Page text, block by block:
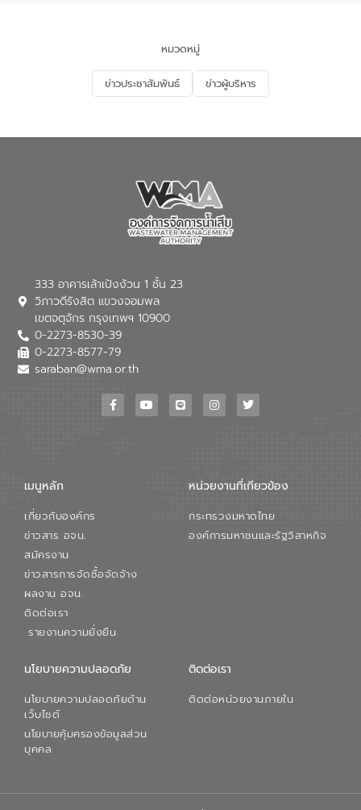
จัดการน้ำเสียและสร้างจิตสำนึกในการ
อนุรักษ์สิ่งแวดล้อม ในหัวข้อ “น้ำเสียชุมชน
และการบำบัดน้ำเสียเบื้องต้น” โดยให้ความรู้
เกี่ยวกับสาเหตุและผลกระทบของน้ำเสีย
ณ เทศบาลตำบลบางเลน จังหวัดนครปฐม
หมวดหมู่
ข่าวประชาสัมพันธ์ ข่าวผู้บริหาร
333 อาคารเล้าเป้งง้วน 1 ชั้น 23
วิภาวดีรังสิต แขวงจอมพล
เขตจตุจักร กรุงเทพฯ 10900
0-2273-8530-39
0-2273-8577-79
saraban@wma.or.th
เมนูหลัก
เกี่ยวกับองค์กร
ข่าวสาร อจน.
สมัครงาน
ข่าวสารการจัดซื้อจัดจ้าง
ผลงาน อจน.
ติดต่อเรา
รายงานความยั่งยืน
หน่วยงานที่เกียวข้อง
กระทรวงมหาดไทย
องค์การมหาชนและรัฐวิสาหกิจ
นโยบายความปลอดภัย
นโยบายความปลอดภัยด้าน
เว็บไซต์
นโยบายคุ้มครองข้อมูลส่วน
บุคคล
ติดต่อเรา
ติดต่อหน่วยงานภายใน